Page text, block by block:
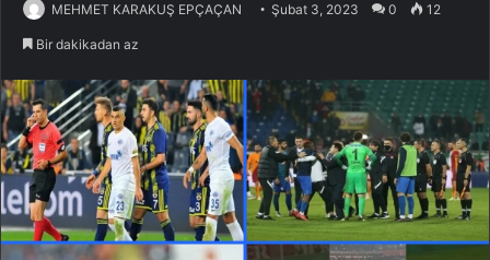
MEHMET KARAKUŞ EPÇAÇAN Şubat 3, 2023 0 12
Bir dakikadan az